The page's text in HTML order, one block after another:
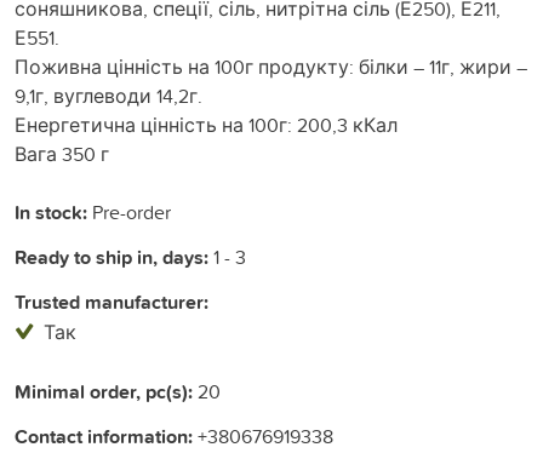
соняшникова, спеції, сіль, нитрітна сіль (Е250), Е211,
Е551.
Поживна цінність на 100г продукту: білки – 11г, жири –
9,1г, вуглеводи 14,2г.
Енергетична цінність на 100г: 200,3 кКал
Вага 350 г
In stock: Pre-order
Ready to ship in, days:1 - 3
Trusted manufacturer:
Так
Minimal order, pc(s):20
Contact information:+380676919338